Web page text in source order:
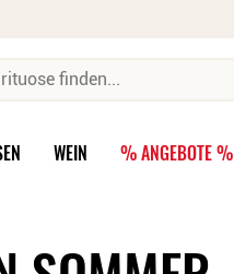
WEIN % ANGEBOTE %